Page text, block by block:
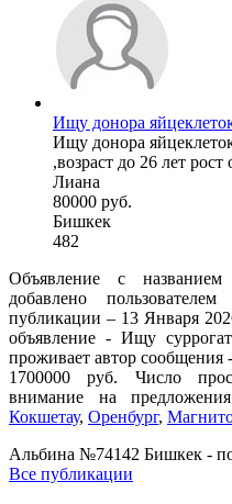
Ищу донора
Ищу донора
,возраст до 26 лет рост
Лиана
80000 руб.
Бишкек
482
Объявление с
добавлено
публикации – 13 Января
объявление - Ищу
проживает автор сообщения
1700000 руб. Число
внимание на
Кокшетау, Оренбург,
Альбина №74142 Бишкек -
Все публикации